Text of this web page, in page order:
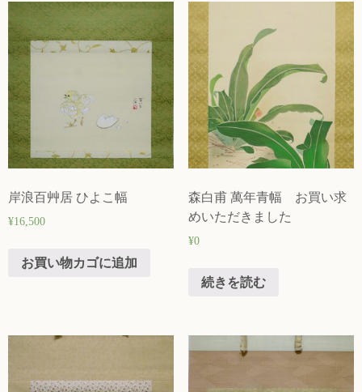
岸浪百艸居 ひよこ幅
¥16,500
お買い物カゴに追加
森白甫 萬年青幅 お買い求
めいただきました
¥0
続きを読む